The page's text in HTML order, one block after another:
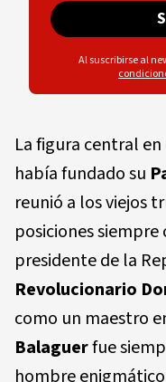
Al suscribirse al
La figura central en
había fundado su
reunió a los viejos
posiciones siempre
presidente de la
Revolucionario
como un maestro
Balaguerfue
hombre